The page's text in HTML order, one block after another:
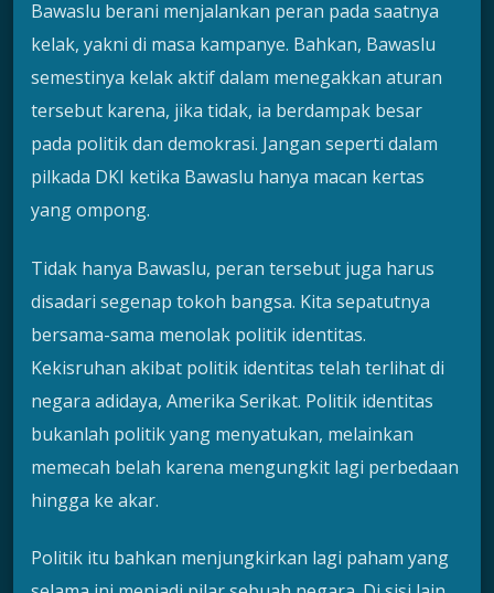
Bawaslu berani menjalankan peran pada saatnya
kelak, yakni di masa kampanye. Bahkan, Bawaslu
semestinya kelak aktif dalam menegakkan aturan
tersebut karena, jika tidak, ia berdampak besar
pada politik dan demokrasi. Jangan seperti dalam
pilkada DKI ketika Bawaslu hanya macan kertas
yang ompong.
Tidak hanya Bawaslu, peran tersebut juga harus
disadari segenap tokoh bangsa. Kita sepatutnya
bersama-sama menolak politik identitas.
Kekisruhan akibat politik identitas telah terlihat di
negara adidaya, Amerika Serikat. Politik identitas
bukanlah politik yang menyatukan, melainkan
memecah belah karena mengungkit lagi perbedaan
hingga ke akar.
Politik itu bahkan menjungkirkan lagi paham yang